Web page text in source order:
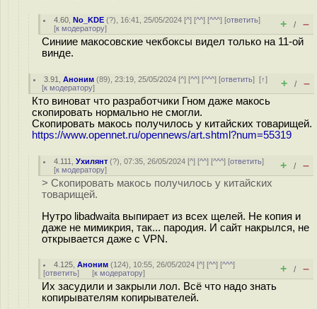
4.60 ,No_KDE (?), 16:41, 25/05/2024 [^] [^^] [^^^] [ответить]
[к модератору] + / –
Синиие макосовские чекбоксы видел только на 11-ой
винде.
3.91 ,Аноним (89), 23:19, 25/05/2024 [^] [^^] [^^^] [ответить][↑]
[к модератору] + / –
Кто виноват что разработчики Гном даже макось
скопировать нормально не смогли.
Скопировать макось получилось у китайских товарищей.
https://www.opennet.ru/opennews/art.shtml?num=55319
4.111 ,Ухилянт (?), 07:35, 26/05/2024 [^] [^^] [^^^] [ответить]
[к модератору] + / –
> Скопировать макось получилось у китайских
товарищей.
Нутро libadwaita выпирает из всех щелей. Не копия и
даже не мимикрия, так... пародия. И сайт накрылся, не
открывается даже с VPN.
4.125 ,Аноним (124), 10:55, 26/05/2024 [^] [^^] [^^^]
[ответить] [к модератору] + / –
Их засудили и закрыли лол. Всё что надо знать
копирывателям копирывателей.